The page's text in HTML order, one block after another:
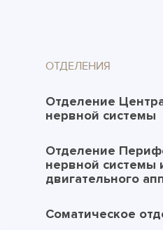
ОТДЕЛЕНИЯ
Отделение
нервной системы
Отделение
нервной системы
двигательного
Соматическое